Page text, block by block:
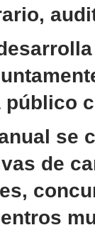
se
de